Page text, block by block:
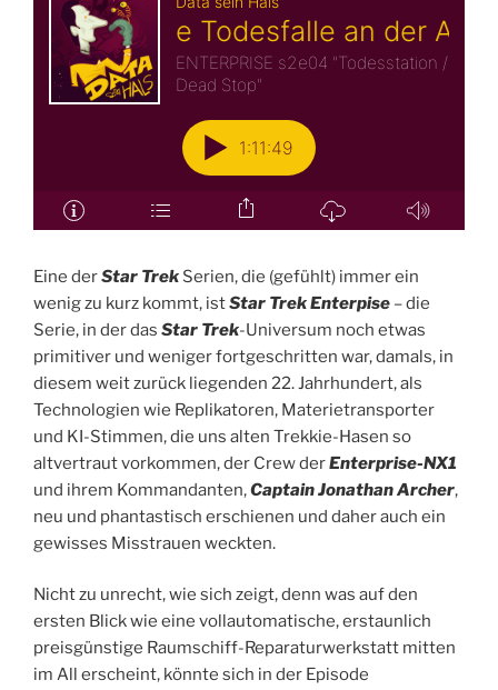
Eine derStar Trek Serien, die (gefühlt) immer ein
wenig zu kurz kommt, istStar Trek Enterpise – die
Serie, in der das Star Trek-Universum noch etwas
primitiver und weniger fortgeschritten war, damals, in
diesem weit zurück liegenden 22. Jahrhundert, als
Technologien wie Replikatoren, Materietransporter
und KI-Stimmen, die uns alten Trekkie-Hasen so
altvertraut vorkommen, der Crew derEnterprise-NX1
und ihrem Kommandanten,Captain Jonathan Archer,
neu und phantastisch erschienen und daher auch ein
gewisses Misstrauen weckten.
Nicht zu unrecht, wie sich zeigt, denn was auf den
ersten Blick wie eine vollautomatische, erstaunlich
preisgünstige Raumschiff-Reparaturwerkstatt mitten
im All erscheint, könnte sich in der Episode